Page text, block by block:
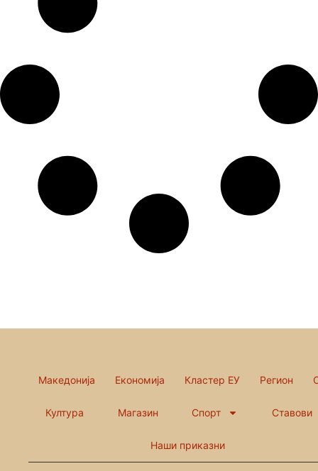
Македонија Економија Кластер ЕУ Регион
Култура Магазин Спорт Ставови
Наши приказни